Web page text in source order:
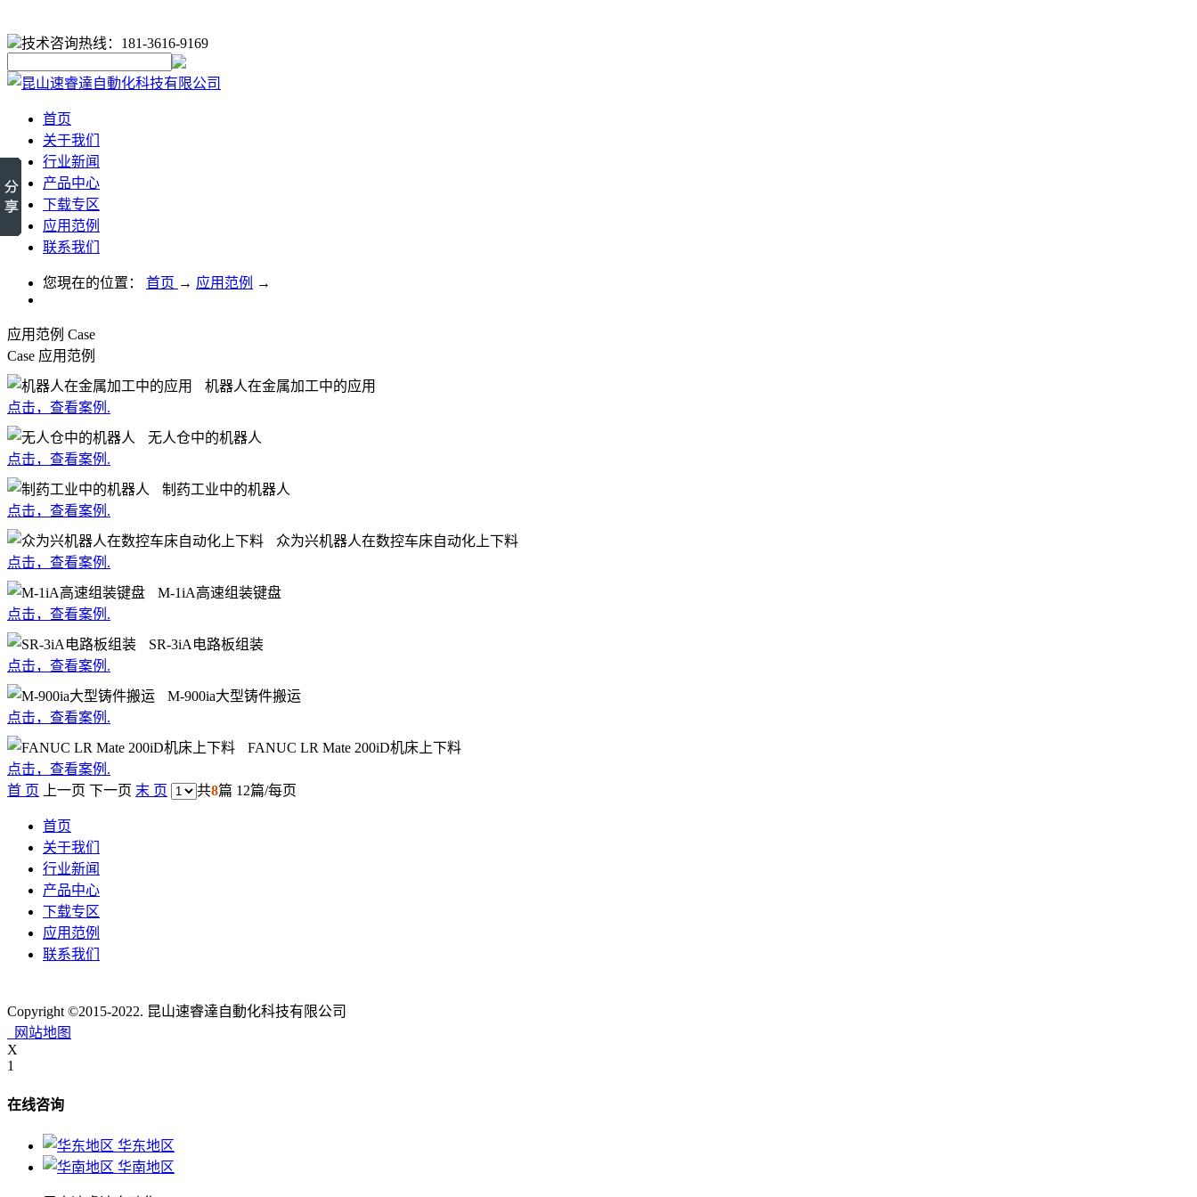
技术咨询热线：181-3616-9169
首页
关于我们
行业新闻
产品中心
下载专区
应用范例
联系我们
您現在的位置： 首页 → 应用范例 →
应用范例 Case
Case 应用范例
机器人在金属加工中的应用
点击，查看案例.
无人仓中的机器人
点击，查看案例.
制药工业中的机器人
点击，查看案例.
众为兴机器人在数控车床自动化上下料
点击，查看案例.
M-1iA高速组装键盘
点击，查看案例.
SR-3iA电路板组装
点击，查看案例.
M-900ia大型铸件搬运
点击，查看案例.
FANUC LR Mate 200iD机床上下料
点击，查看案例.
首 页
上一页 下一页 末 页 共8篇 12篇/每页
首页
关于我们
行业新闻
产品中心
下载专区
应用范例
联系我们
Copyright ©2015-2022. 昆山速睿達自動化科技有限公司
网站地图
X
1
在线咨询
华东地区
华南地区